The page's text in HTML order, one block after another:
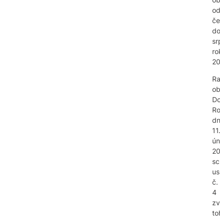
od
do
11.
č.
4